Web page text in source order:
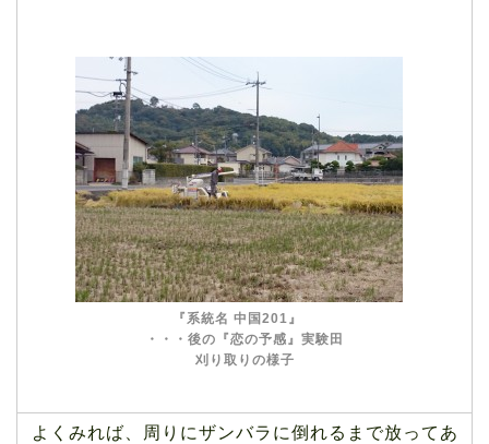
『系統名 中国201』
・・・後の『恋の予感』実験田
刈り取りの様子
よくみれば、周りにザンバラに倒れるまで放ってあ